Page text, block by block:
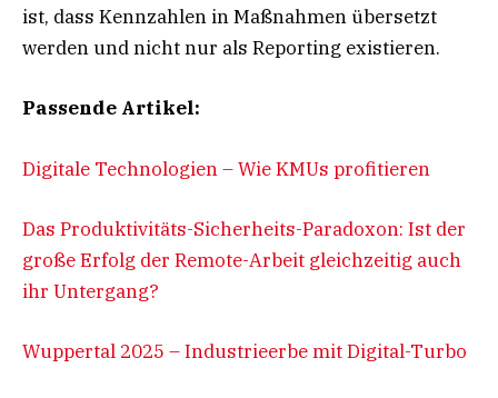
ist, dass Kennzahlen in Maßnahmen übersetzt
werden und nicht nur als Reporting existieren.
Passende Artikel:
Digitale Technologien – Wie KMUs profitieren
Das Produktivitäts-Sicherheits-Paradoxon: Ist der
große Erfolg der Remote-Arbeit gleichzeitig auch
ihr Untergang?
Wuppertal 2025 – Industrieerbe mit Digital-Turbo